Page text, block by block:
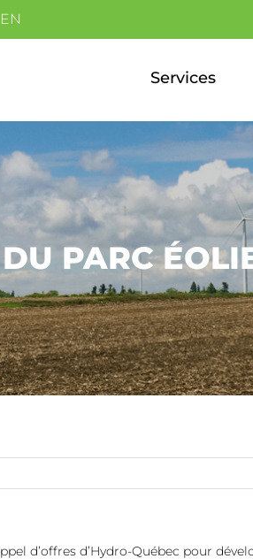
EN
Services
PARC
d’offres d’Hydro-Québec pour